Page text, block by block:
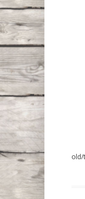
old/